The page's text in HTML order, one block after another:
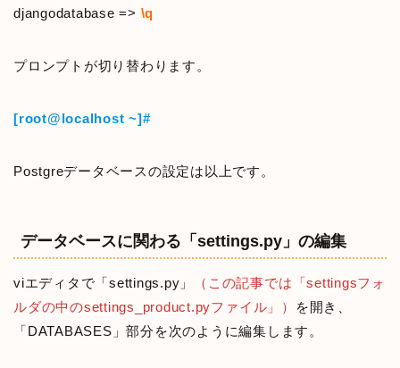
djangodatabase => \q
プロンプトが切り替わります。
[root@localhost ~]#
Postgreデータベースの設定は以上です。
データベースに関わる「settings.py」の編集
viエディタで「settings.py」
（この記事では「settingsフォ
ルダの中のsettings_product.pyファイル」）
を開き、
「DATABASES」部分を次のように編集します。